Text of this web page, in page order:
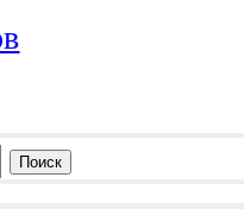
Поиск